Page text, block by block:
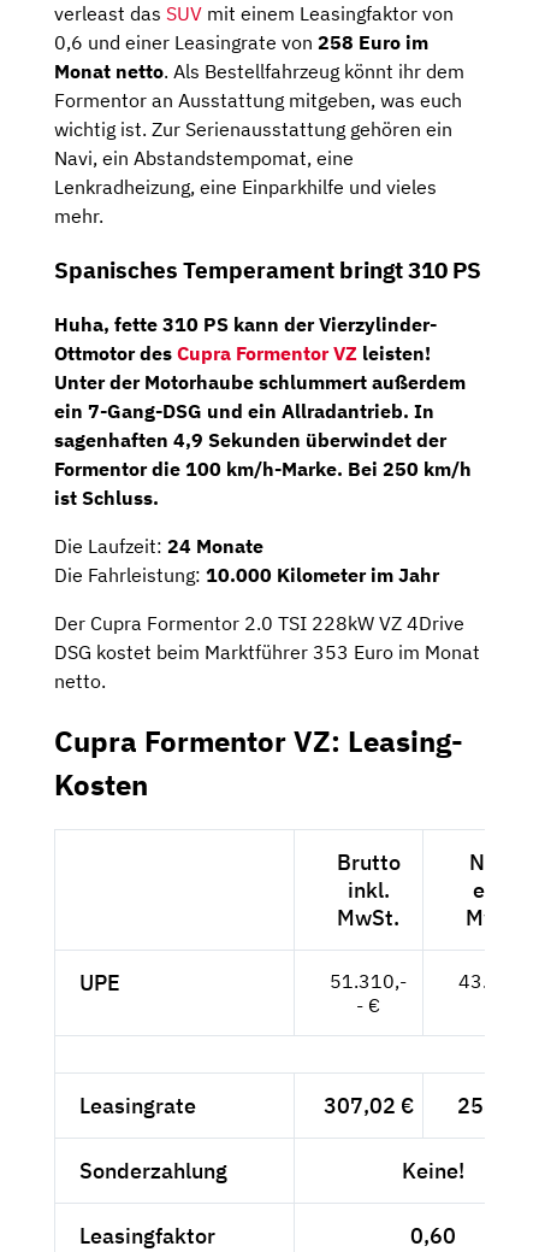
verleast das SUV mit einem Leasingfaktor von
0,6 und einer Leasingrate von 258 Euro im
Monat netto. Als Bestellfahrzeug könnt ihr dem
Formentor an Ausstattung mitgeben, was euch
wichtig ist. Zur Serienausstattung gehören ein
Navi, ein Abstandstempomat, eine
Lenkradheizung, eine Einparkhilfe und vieles
mehr.
Spanisches Temperament bringt 310 PS
Huha, fette 310 PS kann derVierzylinder-
Ottmotordes Cupra Formentor VZ leisten!
Unter der Motorhaube schlummert außerdem
ein 7-Gang-DSG und ein Allradantrieb. In
sagenhaften 4,9 Sekunden überwindet der
Formentor die 100 km/h-Marke. Bei 250 km/h
ist Schluss.
Die Laufzeit: 24 Monate
Die Fahrleistung: 10.000 Kilometer im Jahr
Der Cupra Formentor 2.0 TSI 228kW VZ 4Drive
DSG kostet beim Marktführer 353 Euro im Monat
netto.
Cupra Formentor VZ: Leasing-
Kosten
Brutto
inkl.
MwSt.
Netto
exkl.
MwSt.
UPE
51.310,-
- €
43.118,-
Leasingrate 307,02 € 258,-- €
Sonderzahlung Keine!
Leasingfaktor 0,60